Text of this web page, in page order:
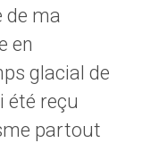
de ma
en
glacial de
été reçu
partout